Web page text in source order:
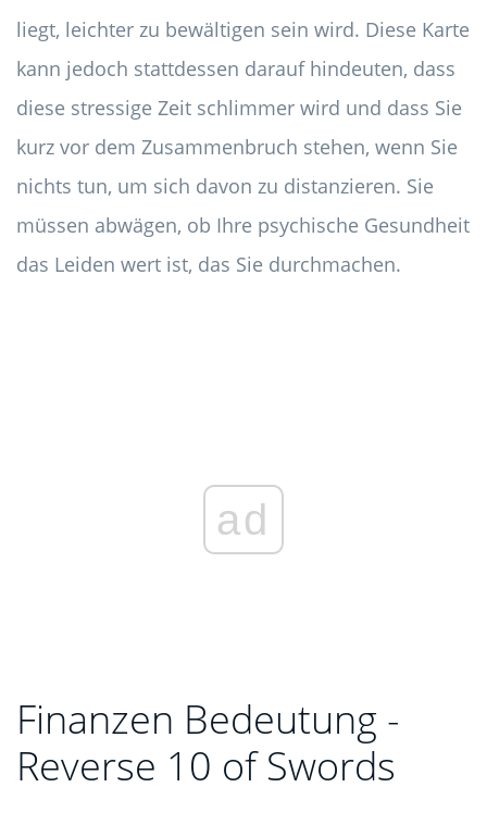
liegt, leichter zu bewältigen sein wird. Diese Karte
kann jedoch stattdessen darauf hindeuten, dass
diese stressige Zeit schlimmer wird und dass Sie
kurz vor dem Zusammenbruch stehen, wenn Sie
nichts tun, um sich davon zu distanzieren. Sie
müssen abwägen, ob Ihre psychische Gesundheit
das Leiden wert ist, das Sie durchmachen.
ad
Finanzen Bedeutung -
Reverse 10 of Swords